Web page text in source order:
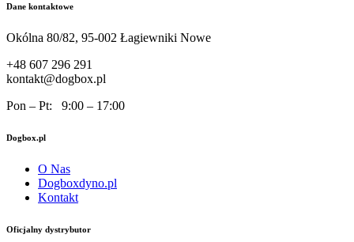
Dane kontaktowe
Okólna 80/82, 95-002 Łagiewniki Nowe
+48 607 296 291
kontakt@dogbox.pl
Pon – Pt: 9:00 – 17:00
Dogbox.pl
O Nas
Dogboxdyno.pl
Kontakt
Oficjalny dystrybutor